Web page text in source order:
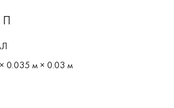
П
0.035 м × 0.03 м